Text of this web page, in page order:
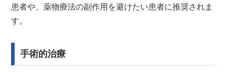
患者や、薬物療法の副作用を避けたい患者に推奨されま
す。
手術的治療